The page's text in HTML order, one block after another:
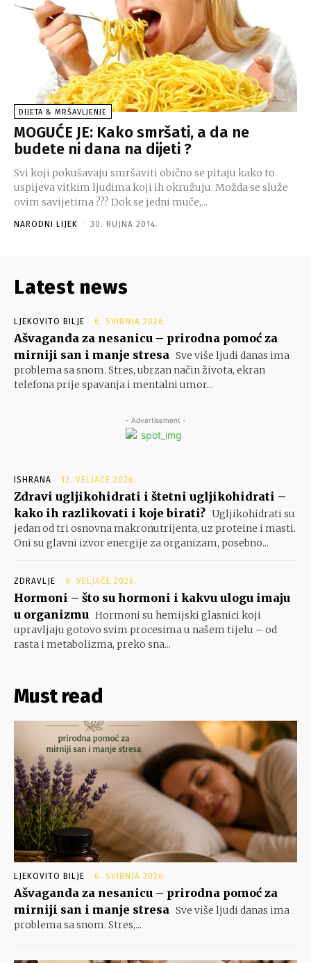
DIJETA & MRŠAVLJENJE
MOGUĆE JE: Kako smršati, a da ne
budete ni dana na dijeti ?
Svi koji pokušavaju smršaviti obično se pitaju kako to
uspijeva vitkim ljudima koji ih okružuju. Možda se služe
ovim savijetima ??? Dok se jedni muče,...
NARODNI LIJEK - 30. RUJNA 2014.
Latest news
LJEKOVITO BILJE 6. SVIBNJA 2026.
Ašvaganda za nesanicu – prirodna pomoć za
mirniji san i manje stresa Sve više ljudi danas ima
problema sa snom. Stres, ubrzan način života, ekran
telefona prije spavanja i mentalni umor...
- Advertisement -
ISHRANA 12. VELJAČE 2026.
Zdravi ugljikohidrati i štetni ugljikohidrati –
kako ih razlikovati i koje birati? Ugljikohidrati su
jedan od tri osnovna makronutrijenta, uz proteine i masti.
Oni su glavni izvor energije za organizam, posebno...
ZDRAVLJE 9. VELJAČE 2026.
Hormoni – što su hormoni i kakvu ulogu imaju
u organizmu Hormoni su hemijski glasnici koji
upravljaju gotovo svim procesima u našem tijelu – od
rasta i metabolizma, preko sna...
Must read
LJEKOVITO BILJE 6. SVIBNJA 2026.
Ašvaganda za nesanicu – prirodna pomoć za
mirniji san i manje stresa Sve više ljudi danas ima
problema sa snom. Stres,...